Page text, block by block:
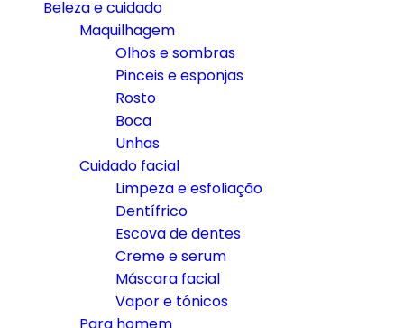
Beleza e cuidado
Maquilhagem
Olhos e sombras
Pinceis e esponjas
Rosto
Boca
Unhas
Cuidado facial
Limpeza e esfoliação
Dentífrico
Escova de dentes
Creme e serum
Máscara facial
Vapor e tónicos